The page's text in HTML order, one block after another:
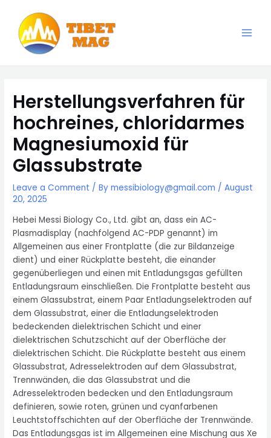
content
Herstellungsverfahren für
hochreines, chloridarmes
Magnesiumoxid für
Glassubstrate
Leave a Comment / Bymessibiology@gmail.com /August
20, 2025
Hebei Messi Biology Co., Ltd. gibt an, dass ein AC-
Plasmadisplay (nachfolgend AC-PDP genannt) im
Allgemeinen aus einer Frontplatte (die zur Bildanzeige
dient) und einer Rückplatte besteht, die einander
gegenüberliegen und einen mit Entladungsgas gefüllten
Entladungsraum einschließen. Die Frontplatte besteht aus
einem Glassubstrat, einem Paar Entladungselektroden auf
dem Glassubstrat, einer die Entladungselektroden
bedeckenden dielektrischen Schicht und einer
dielektrischen Schutzschicht auf der Oberfläche der
dielektrischen Schicht. Die Rückplatte besteht aus einem
Glassubstrat, Adresselektroden auf dem Glassubstrat,
Trennwänden, die das Glassubstrat und die
Adresselektroden bedecken und den Entladungsraum
definieren, sowie roten, grünen und cyanfarbenen
Leuchtstoffschichten auf der Oberfläche der Trennwände.
Das Entladungsgas ist im Allgemeinen eine Mischung aus Xe